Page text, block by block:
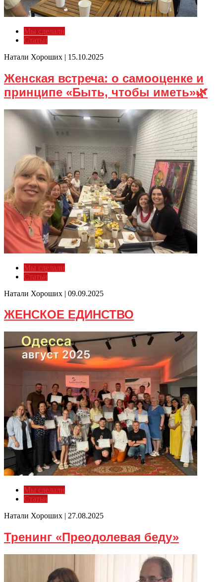
Мы сделали
Статьи
Натали Хороших | 15.10.2025
Женская встреча: о самооценке и
принципе «Быть, чтобы иметь»🌿
Мы сделали
Статьи
Натали Хороших | 09.09.2025
ЖЕНСКОЕ ЕДИНСТВО
Мы сделали
Статьи
Натали Хороших | 27.08.2025
Тренинг «Преодолевая беду»